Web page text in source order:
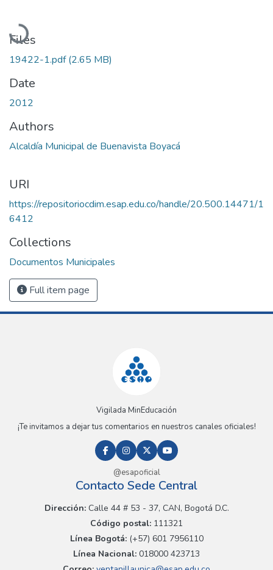
Loading...
Files
19422-1.pdf(2.65 MB)
Date
2012
Authors
Alcaldía Municipal de Buenavista Boyacá
URI
https://repositoriocdim.esap.edu.co/handle/20.500.14471/1
6412
Collections
Documentos Municipales
Full item page
Vigilada MinEducación
¡Te invitamos a dejar tus comentarios en nuestros canales oficiales!
@esapoficial
Contacto Sede Central
Dirección:Calle 44 # 53 - 37, CAN, Bogotá D.C.
Código postal: 111321
Línea Bogotá:(+57) 601 7956110
Línea Nacional: 018000 423713